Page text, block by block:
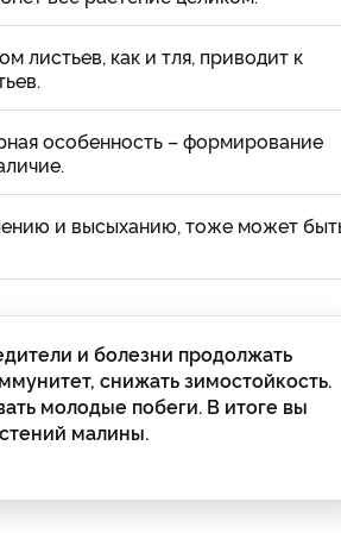
листьев, как и тля, приводит к
особенность – формирование
и высыханию, тоже может
и болезни продолжать
снижать зимостойкость.
молодые побеги. В итоге вы
малины.